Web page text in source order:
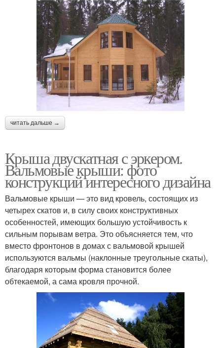
читать дальше →
Крыша двускатная с эркером.
Вальмовые крыши: фото
конструкций интересного дизайна
Вальмовые крыши — это вид кровель, состоящих из
четырех скатов и, в силу своих конструктивных
особенностей, имеющих большую устойчивость к
сильным порывам ветра. Это объясняется тем, что
вместо фронтонов в домах с вальмовой крышей
используются вальмы (наклонные треугольные скаты),
благодаря которым форма становится более
обтекаемой, а сама кровля прочной.